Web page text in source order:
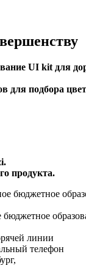
UI kit для
для подбора
продукта.
бюджетное
линии
телефон